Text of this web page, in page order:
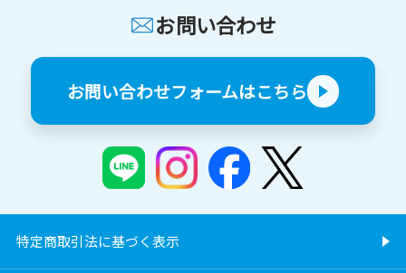
お問い合わせ
お問い合わせフォームはこちら
特定商取引法に基づく表示